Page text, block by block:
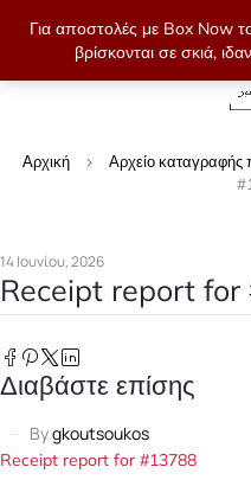
Για αποστολές με Box Now
βρίσκονται σε σκιά,
Αρχική Αρχείο καταγραφής
14 Ιουνίου, 2026
Receipt report for
Διαβάστε επίσης
Bygkoutsoukos
Receipt report for #13788